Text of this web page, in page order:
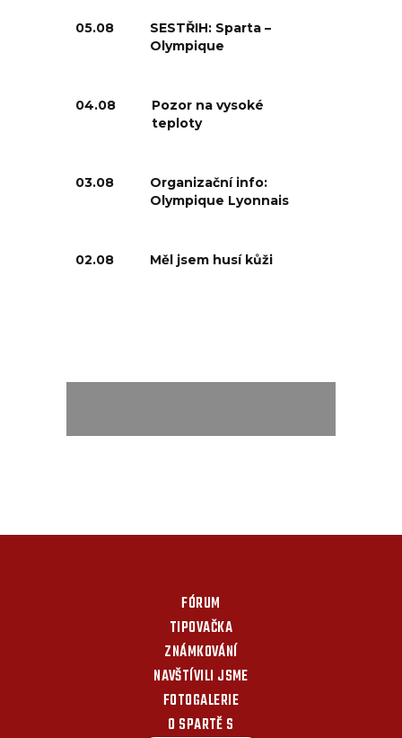
05.08
SESTŘIH: Sparta –
Olympique
04.08
Pozor na vysoké
teploty
03.08
Organizační info:
Olympique Lyonnais
02.08 Měl jsem husí kůži
FÓRUM
TIPOVAČKA
ZNÁMKOVÁNÍ
NAVŠTÍVILI JSME
FOTOGALERIE
O SPARTĚ S